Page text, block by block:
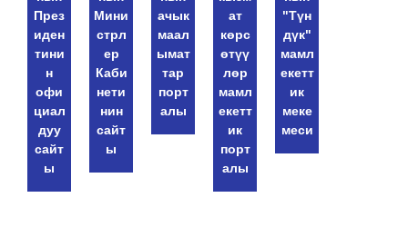
През
иден
тини
н
офи
циал
дуу
сайт
ы
Мини
стрл
ер
Каби
нети
нин
сайт
ы
ачык
маал
ымат
тар
порт
алы
ат
көрс
өтүү
лөр
мамл
екетт
ик
порт
алы
"Түн
дүк"
мамл
екетт
ик
меке
меси